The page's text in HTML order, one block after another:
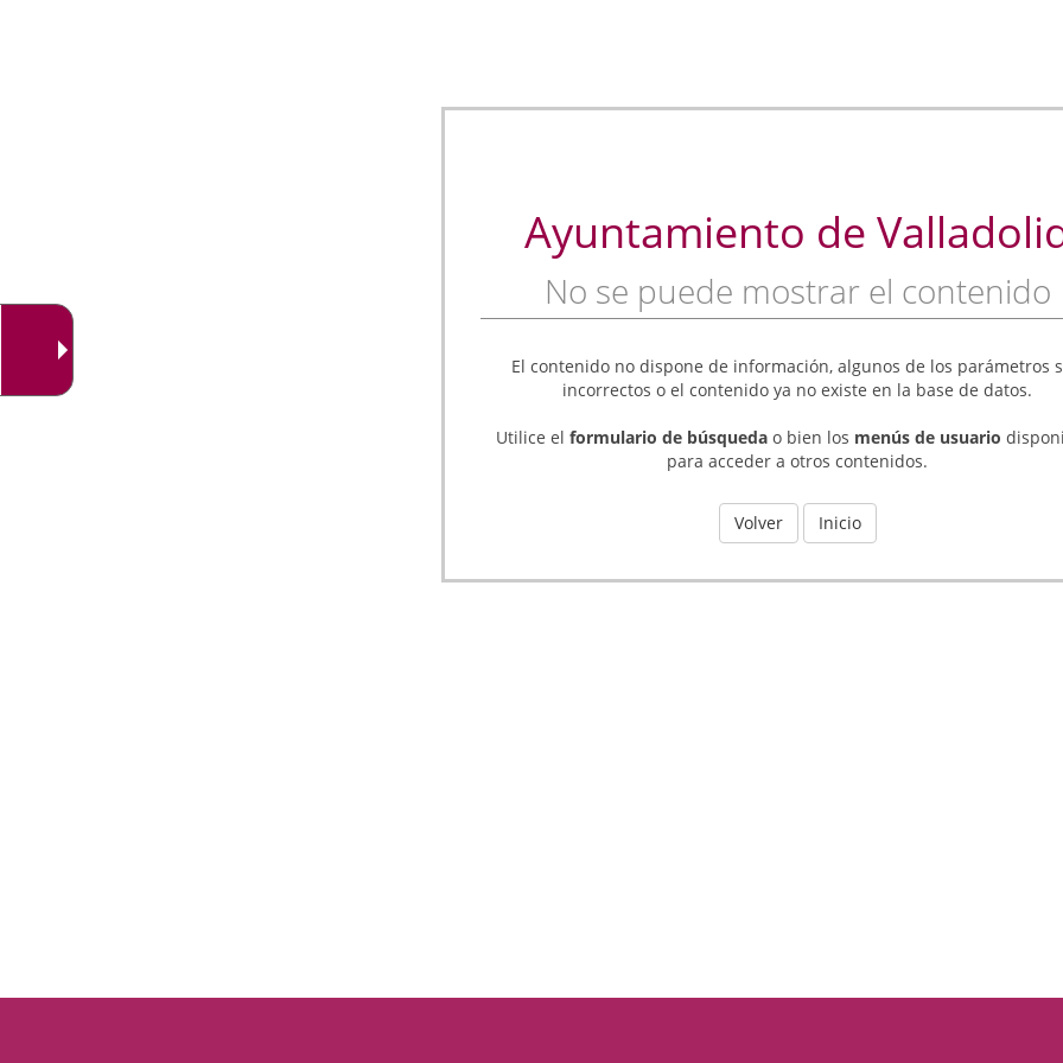
Ayuntamiento de
No se puede mostrar el contenido
El contenido no dispone de información, algunos de los parámetros
incorrectos o el contenido ya no existe en la base de datos.
Utilice el formulario de búsqueda o bien los menús de usuario
para acceder a otros contenidos.
Volver Inicio